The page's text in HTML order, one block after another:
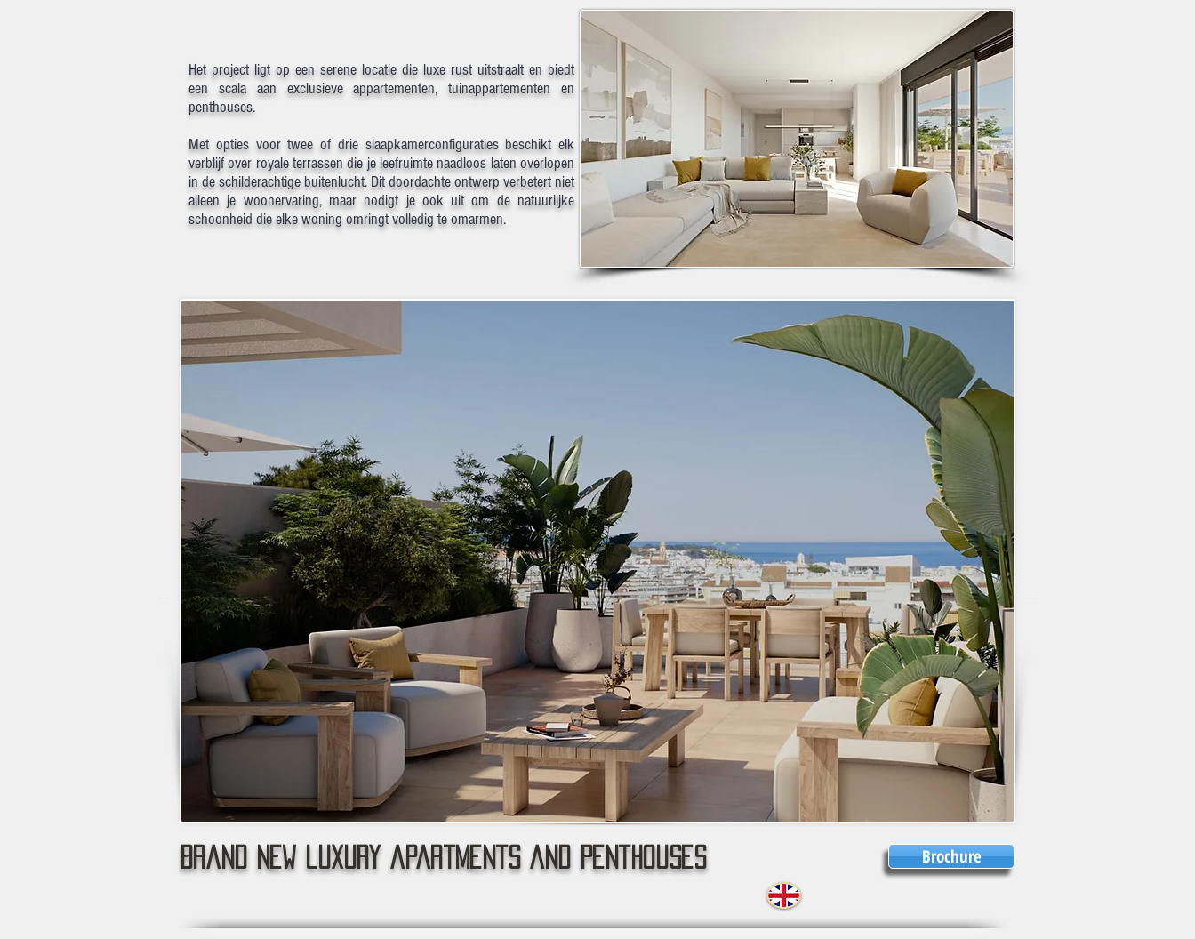
Het project ligt op een serene locatie die luxe rust uitstraalt en biedt
een scala aan exclusieve appartementen, tuinappartementen en
penthouses.
Met opties voor twee of drie slaapkamerconfiguraties beschikt elk
verblijf over royale terrassen die je leefruimte naadloos laten overlopen
in de schilderachtige buitenlucht. Dit doordachte ontwerp verbetert niet
alleen je woonervaring, maar nodigt je ook uit om de natuurlijke
schoonheid die elke woning omringt volledig te omarmen.
Brand new luxury apartments and penthouses Brochure